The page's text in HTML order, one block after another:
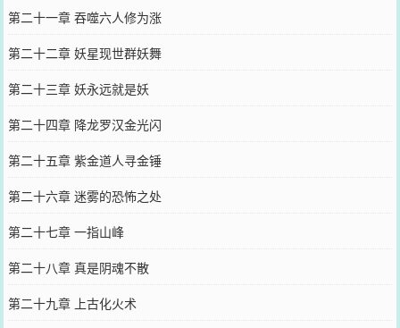
第二十一章 吞噬六人修为涨
第二十二章 妖星现世群妖舞
第二十三章 妖永远就是妖
第二十四章 降龙罗汉金光闪
第二十五章 紫金道人寻金锤
第二十六章 迷雾的恐怖之处
第二十七章 一指山峰
第二十八章 真是阴魂不散
第二十九章 上古化火术